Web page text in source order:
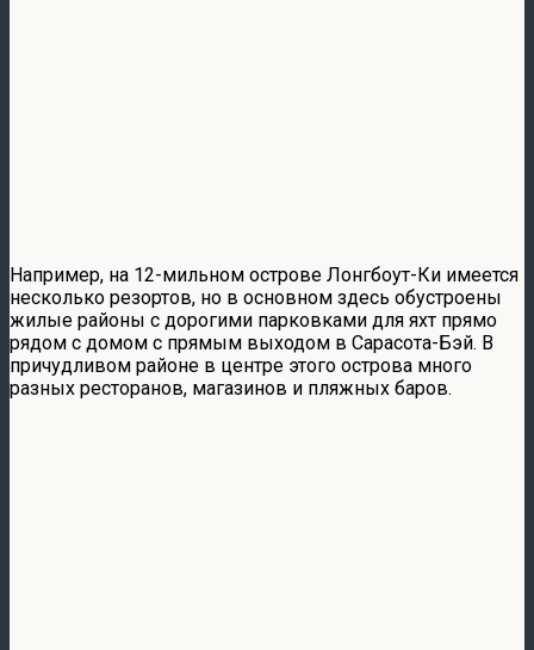
Например, на 12-мильном острове Лонгбоут-Ки имеется
несколько резортов, но в основном здесь обустроены
жилые районы с дорогими парковками для яхт прямо
рядом с домом с прямым выходом в Сарасота-Бэй. В
причудливом районе в центре этого острова много
разных ресторанов, магазинов и пляжных баров.